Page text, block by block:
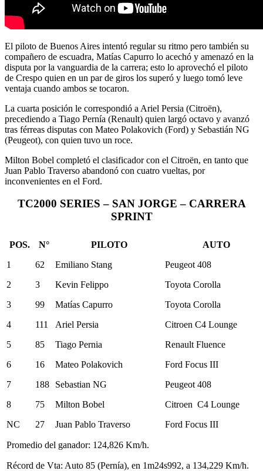
El piloto de Buenos Aires intentó regular su ritmo pero también su
compañero de escuadra, Matías Capurro lo acechó y amenazó en la
disputa por la vanguardia de la carrera; esto lo aprovechó el piloto
de Crespo quien en un par de giros los superó y luego tomó leve
ventaja cuando ambos se tocaron.
La cuarta posición le correspondió a Ariel Persia (Citroën),
precediendo a Tiago Pernía (Renault) quien largó octavo y avanzó
tras férreas disputas con Mateo Polakovich (Ford) y Sebastián NG
(Peugeot), con quien tuvo un roce.
Milton Bobel completó el clasificador con el Citroën, en tanto que
Juan Pablo Traverso abandonó con cuatro vueltas, por
inconvenientes en el Ford.
TC2000 SERIES – SAN JORGE – CARRERA
SPRINT
POS. N° PILOTO
AUTO
1
62 Emiliano Stang
Peugeot 408
2
3 Kevin Felippo
Toyota Corolla
3
99 Matías Capurro
Toyota Corolla
4
111 Ariel Persia
Citroen C4 Lounge
5
85 Tiago Pernia
Renault Fluence
6
16 Mateo Polakovich
Ford Focus III
7
188 Sebastian NG
Peugeot 408
8
75 Milton Bobel
Citroen C4 Lounge
NC
27 Juan Pablo Traverso Ford Focus III
Promedio del ganador: 124,826 Km/h.
Récord de Vta: Auto 85 (Pernía), en 1m24s992, a 134,229 Km/h.